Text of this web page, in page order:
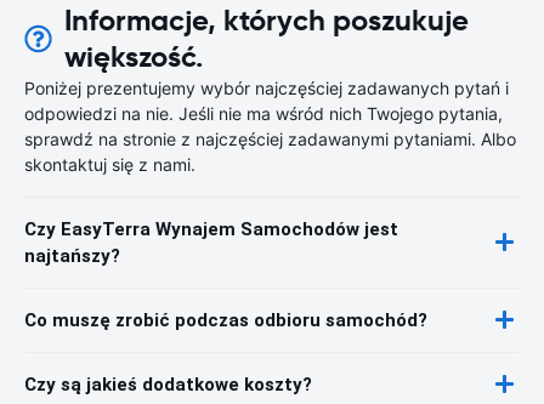
Informacje, których poszukuje
większość.
Poniżej prezentujemy wybór najczęściej zadawanych pytań i
odpowiedzi na nie. Jeśli nie ma wśród nich Twojego pytania,
sprawdź na stronie z najczęściej zadawanymi pytaniami. Albo
skontaktuj się z nami.
Czy EasyTerra Wynajem Samochodów jest
najtańszy?
Co muszę zrobić podczas odbioru samochód?
Czy są jakieś dodatkowe koszty?